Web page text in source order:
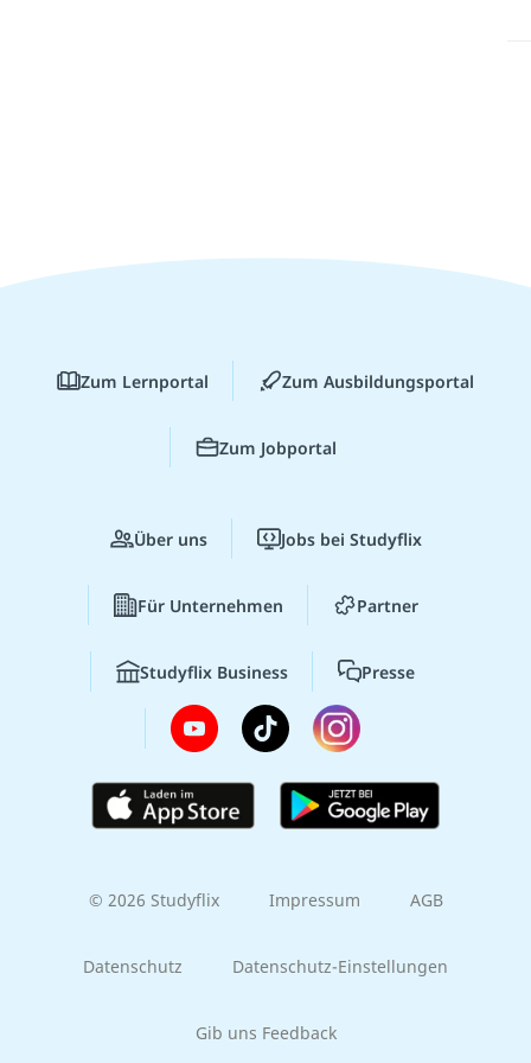
Zum Lernportal Zum Ausbildungsportal
Zum Jobportal
Über uns Jobs bei Studyflix
Für Unternehmen Partner
Studyflix Business Presse
© 2026 Studyflix Impressum AGB
Datenschutz Datenschutz-Einstellungen
Gib uns Feedback